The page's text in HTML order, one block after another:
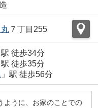
７丁目255
駅 徒歩34分
徒歩35分
」駅 徒歩56分
ように、お家のことでの